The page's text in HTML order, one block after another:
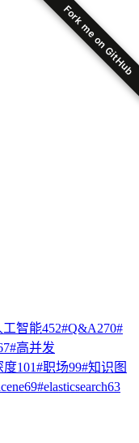
Fork me on GitHub
工智能452#Q&A270#
#高并发
度101#职场99#知识图
69#elasticsearch63